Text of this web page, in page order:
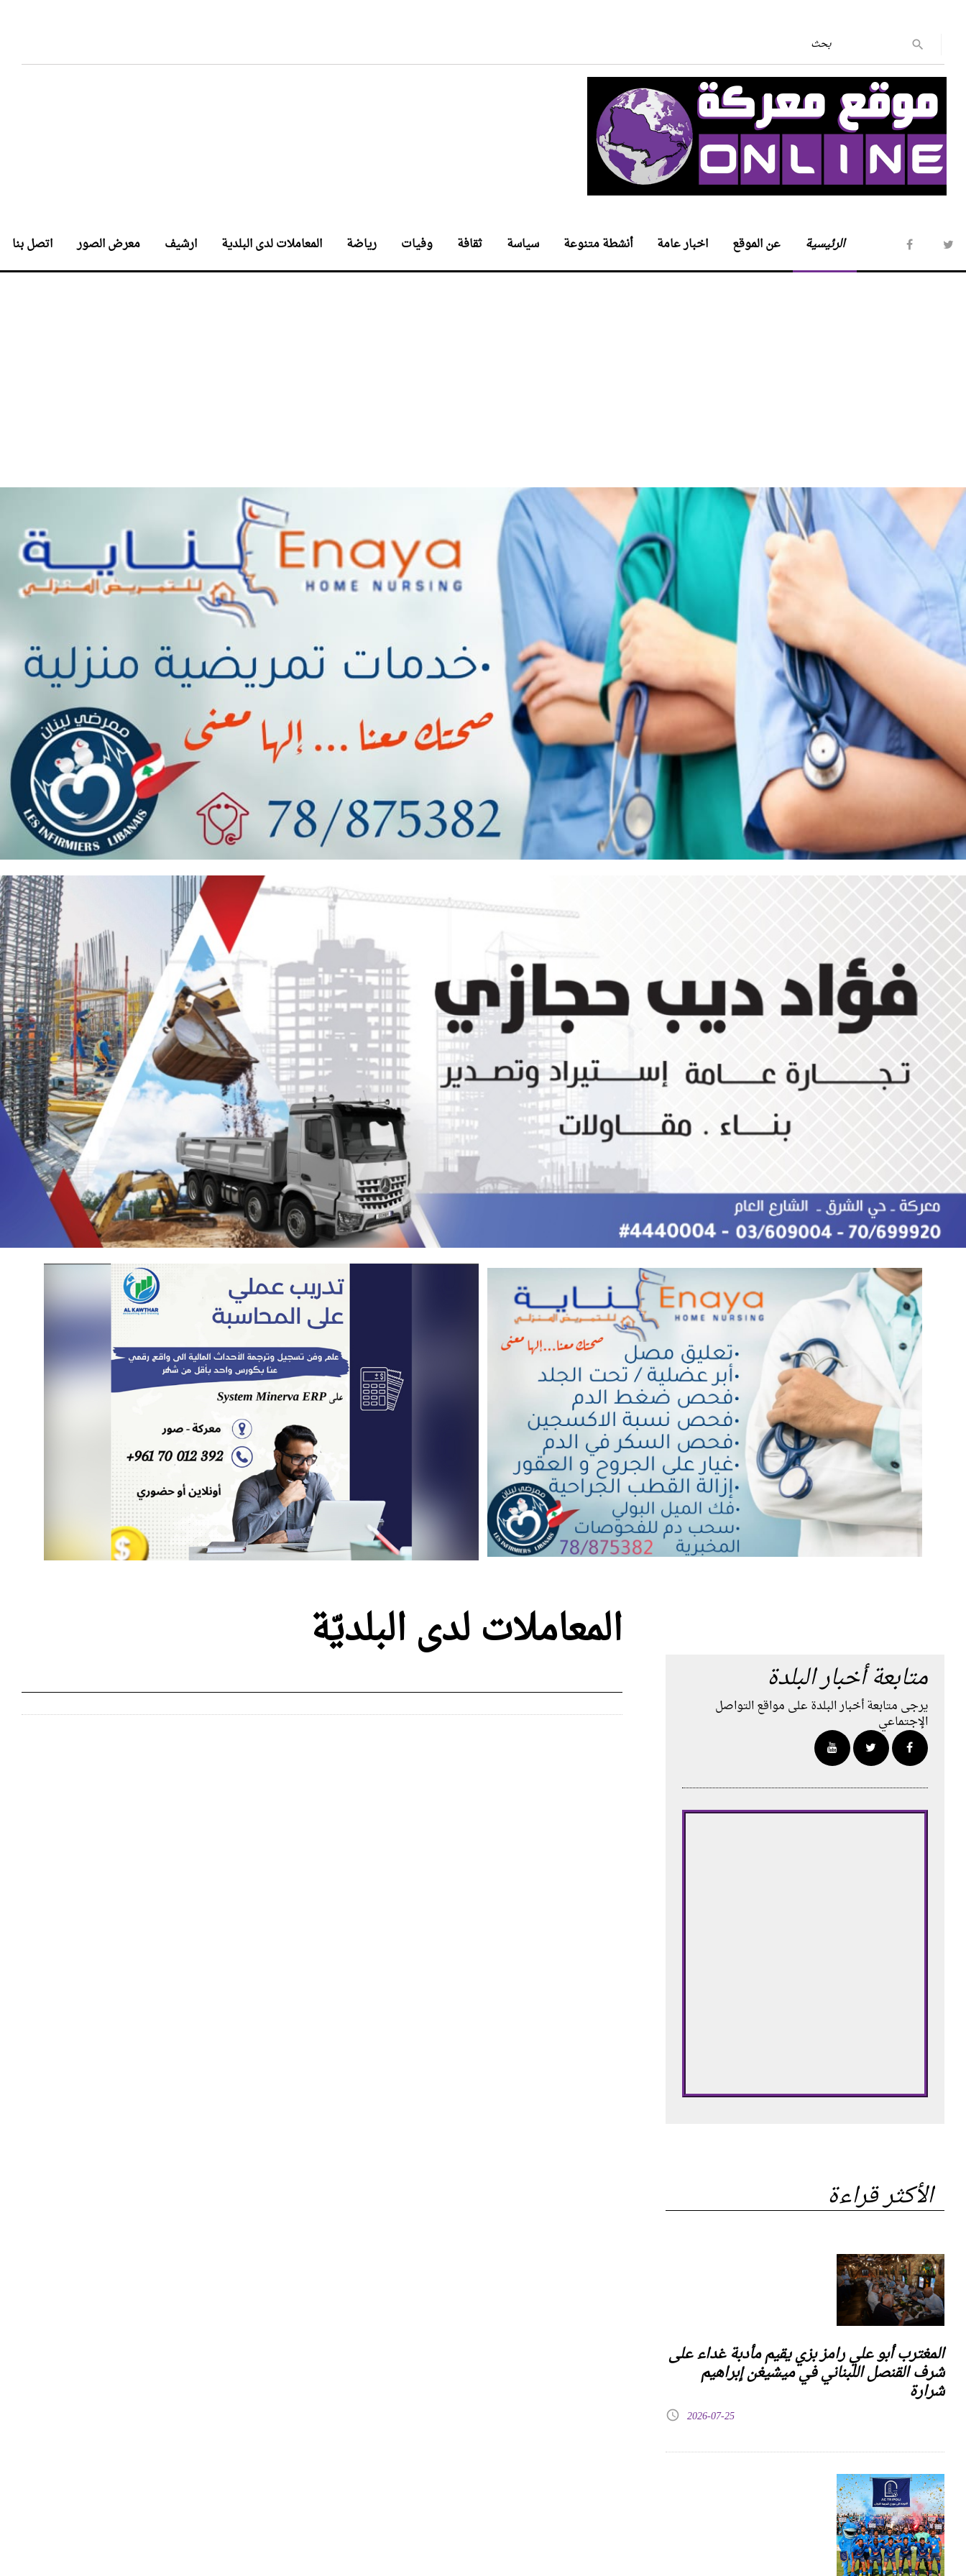
الرئيسية عن الموقع اخبار عامة أنشطة متنوعة سياسة ثقافة وفيات رياضة المعاملات لدى البلدية ارشيف معرض الصور اتصل بنا
المعاملات لدى البلديّة
متابعة أخبار البلدة
يرجى متابعة أخبار البلدة على مواقع التواصل
الإجتماعي
الأكثر قراءة
المغترب أبو علي رامز بزي يقيم مأدبة غداء على
شرف القنصل اللبناني في ميشيغن إبراهيم
شرارة
2026-07-25